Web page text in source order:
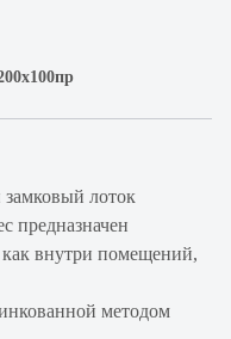
лоток
как внутри помещений,
методом